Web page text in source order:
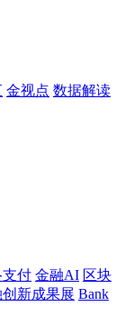
金视点 数据解读
支付 金融AI 区块
新成果展 Bank